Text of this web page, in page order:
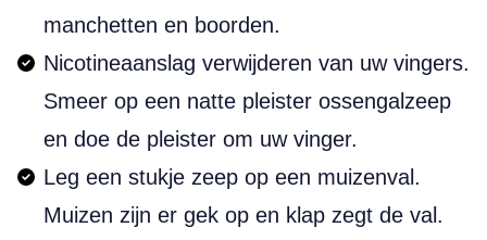
manchetten en boorden.
Nicotineaanslag verwijderen van uw vingers.
Smeer op een natte pleister ossengalzeep
en doe de pleister om uw vinger.
Leg een stukje zeep op een muizenval.
Muizen zijn er gek op en klap zegt de val.